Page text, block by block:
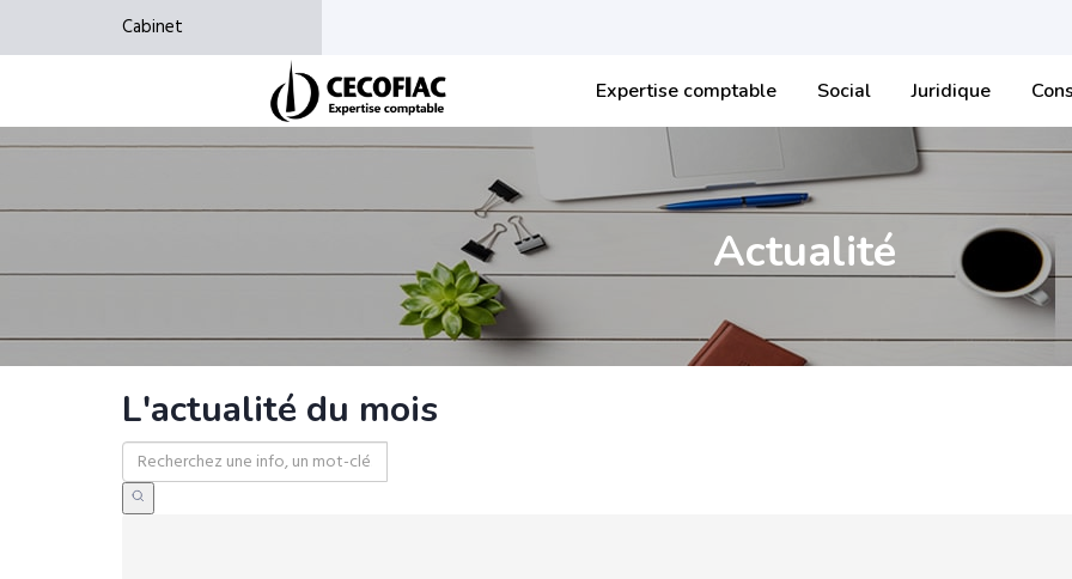
Cabinet
Expertise comptable Social Juridique
Actualité
L'actualité du mois